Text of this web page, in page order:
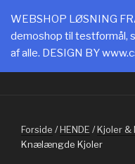
indhold
SHOPPING
WEBLØSNINGER FRA
Forside /HENDE /Kjoler &
Knælængde Kjoler
WEBSHOP LØSNING
demoshop til testformål,
af alle. DESIGN BY